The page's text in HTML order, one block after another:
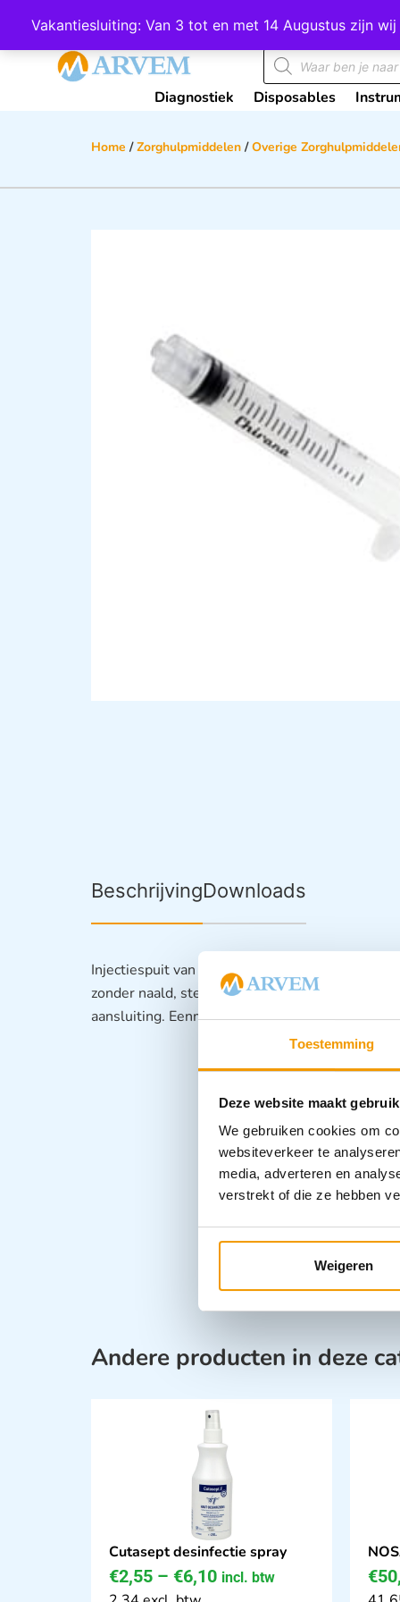
Toestemming
Deze website maakt
We gebruiken cookies om
websiteverkeer te
media, adverteren en
verstrekt of die ze hebben
Weigeren
Vakantiesluiting: Van 3 tot en met 14 Augustus zijn
Wij scoren een 4,8 op Google
Diagnostiek Disposables
Home /Zorghulpmiddelen /Overige
BeschrijvingDownloads
Injectiespuit van het merk Chirana met luer
zonder naald, steriel verpakt, 3-delig (cilinder,
aansluiting. Eenmalig te gebruiken. Keuze uit
Andere producten in deze
Cutasept desinfectie spray
€2,55 – €6,10 incl. btw €